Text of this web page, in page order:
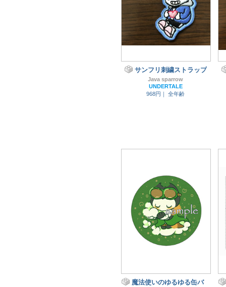
サンフリ刺繍ストラップ
Java sparrow
UNDERTALE
968円｜
全年齢
魔法使いのゆるゆる缶バ